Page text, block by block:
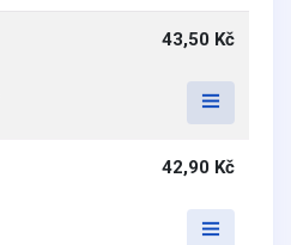
43,50 Kč
42,90 Kč